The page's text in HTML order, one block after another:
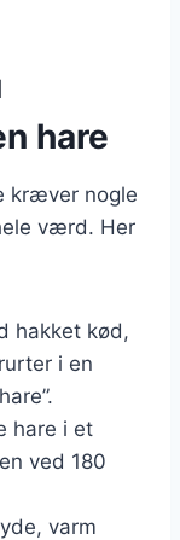
hare
kræver nogle
værd. Her
hakket kød,
i en
hare i et
ved 180
varm